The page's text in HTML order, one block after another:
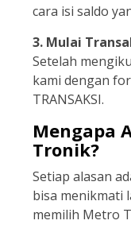
cara isi saldo
3. Mulai
Setelah
kami dengan
TRANSAKSI.
Mengapa
Tronik?
Setiap alasan
bisa menikmati
memilih Metro